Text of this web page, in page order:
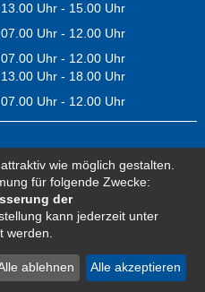
13.00 Uhr - 15.00 Uhr
07.00 Uhr - 12.00 Uhr
07.00 Uhr - 12.00 Uhr
13.00 Uhr - 18.00 Uhr
07.00 Uhr - 12.00 Uhr
wie möglich gestalten.
für folgende Zwecke:
der
kann jederzeit unter
werden.
ablehnen Alle akzeptieren